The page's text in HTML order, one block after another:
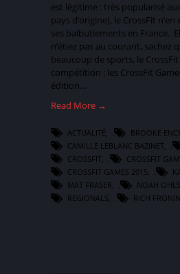
est légitime : très popularisé
pays d’origine), le CrossFit
ses balbutiements en France.
n’étiez pas au courant, sachez
beaucoup de sports, le
compétition : les CrossFit
édition…
Read More →
ACTUALITÉ, BROOKE
CAMILLE LEBLANC BAZINET,
CROSSFIT, CROSSFIT
CROSSFIT GAMES 2015,
MAT FRASER, NOAH
REGIONALS, RICH